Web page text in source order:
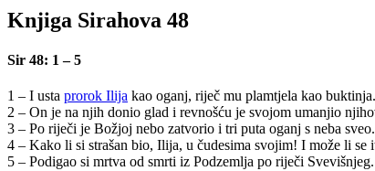
Knjiga Sirahova 48
Sir 48: 1 – 5
1 – I usta prorok Ilija kao oganj, riječ mu plamtjela kao buktinja.
2 – On je na njih donio glad i revnošću je svojom umanjio
3 – Po riječi je Božjoj nebo zatvorio i tri puta oganj s neba sveo.
4 – Kako li si strašan bio, Ilija, u čudesima svojim! I može li
5 – Podigao si mrtva od smrti iz Podzemlja po riječi Svevišnjeg.